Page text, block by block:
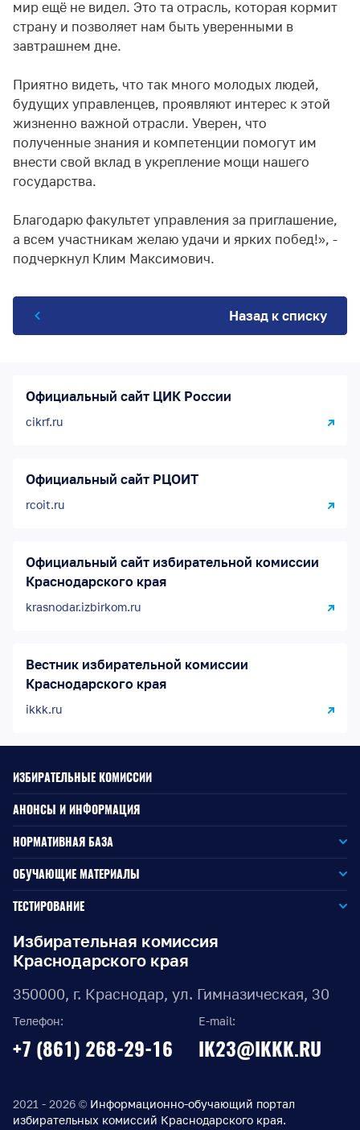
мир ещё не видел. Это та отрасль, которая кормит
страну и позволяет нам быть уверенными в
завтрашнем дне.
Приятно видеть, что так много молодых людей,
будущих управленцев, проявляют интерес к этой
жизненно важной отрасли. Уверен, что
полученные знания и компетенции помогут им
внести свой вклад в укрепление мощи нашего
государства.
Благодарю факультет управления за приглашение,
а всем участникам желаю удачи и ярких побед!», -
подчеркнул Клим Максимович.
Назад к списку
Официальный сайт ЦИК России
cikrf.ru
Официальный сайт РЦОИТ
rcoit.ru
Официальный сайт избирательной комиссии
Краснодарского края
krasnodar.izbirkom.ru
Вестник избирательной комиссии
Краснодарского края
ikkk.ru
Избирательная комиссия
Краснодарского края
350000, г. Краснодар, ул. Гимназическая, 30
Телефон:
+7 (861) 268-29-16
E-mail:
IK23@IKKK.RU
2021 - 2026 © Информационно-обучающий портал
избирательных комиссий Краснодарского края.
ИЗБИРАТЕЛЬНЫЕ КОМИССИИ
АНОНСЫ И ИНФОРМАЦИЯ
НОРМАТИВНАЯ БАЗА
Законодательство РФ
Законодательство КК
Документы ЦИК России
Документы ИККК
Выборы Губернатора Краснодарского края
Краснодарского края
края
ОБУЧАЮЩИЕ МАТЕРИАЛЫ
Для окружной избирательной комиссии
Для территориальной избирательной комиссии
Для участковой избирательной комиссии
ТЕСТИРОВАНИЕ
Для членов участковых избирательных комиссий